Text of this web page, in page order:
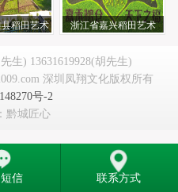
稻田艺术 浙江省嘉兴稻田艺术
生) 13631619928(胡先生)
深圳凤翔文化版权所有
号-2
黔城匠心
信 联系方式